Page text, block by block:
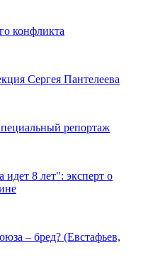
конфликта
Сергея Пантелеева
репортаж
8 лет": эксперт о
– бред? (Евстафьев,